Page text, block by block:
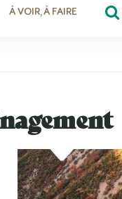
À VOIR, À FAIRE